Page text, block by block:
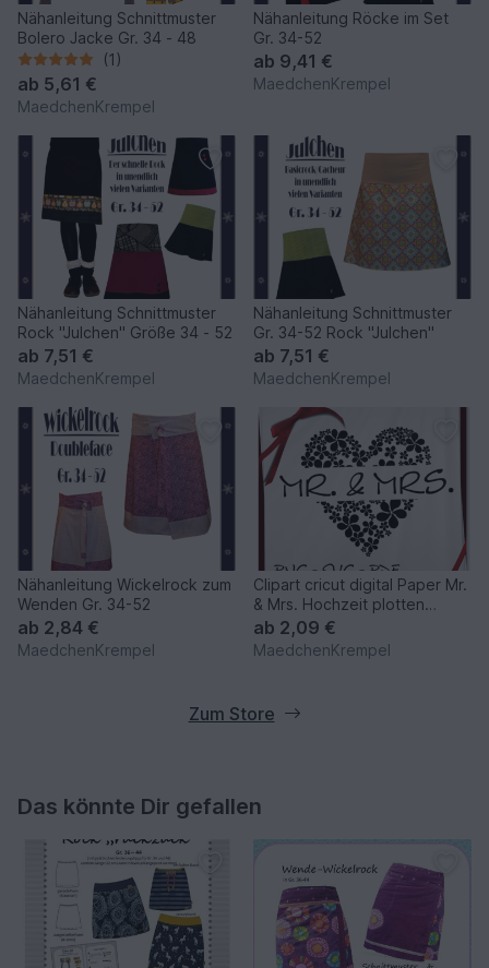
Nähanleitung Schnittmuster
Bolero Jacke Gr. 34 - 48
(1)
ab 5,61 €
MaedchenKrempel
Nähanleitung Röcke im Set
Gr. 34-52
ab 9,41 €
MaedchenKrempel
Nähanleitung Schnittmuster
Rock "Julchen" Größe 34 - 52
ab 7,51 €
MaedchenKrempel
Nähanleitung Schnittmuster
Gr. 34-52 Rock "Julchen"
ab 7,51 €
MaedchenKrempel
Nähanleitung Wickelrock zum
Wenden Gr. 34-52
ab 2,84 €
MaedchenKrempel
Clipart cricut digital Paper Mr.
& Mrs. Hochzeit plotten
Plotter
ab 2,09 €
MaedchenKrempel
Zum Store
Das könnte Dir gefallen